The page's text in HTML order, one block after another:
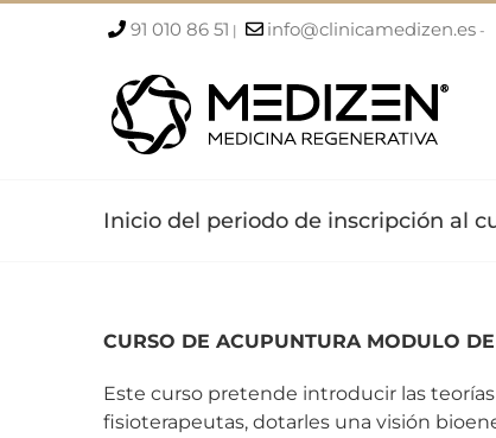
91 010 86 51 | info@clinicamedizen.es -
Inicio del periodo de inscripción al
CURSO DE ACUPUNTURA MODULO
Este curso pretende introducir las
fisioterapeutas, dotarles una visión